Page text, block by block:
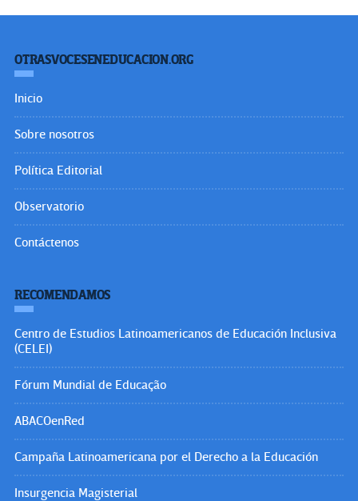
OTRASVOCESENEDUCACION.ORG
Inicio
Sobre nosotros
Política Editorial
Observatorio
Contáctenos
RECOMENDAMOS
Centro de Estudios Latinoamericanos de Educación Inclusiva
(CELEI)
Fórum Mundial de Educação
ABACOenRed
Campaña Latinoamericana por el Derecho a la Educación
Insurgencia Magisterial